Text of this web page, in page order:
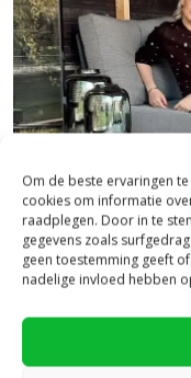
Om de beste ervaringen
cookies om informatie
raadplegen. Door in te
gegevens zoals
geen toestemming geeft
nadelige invloed hebben
inspiratie